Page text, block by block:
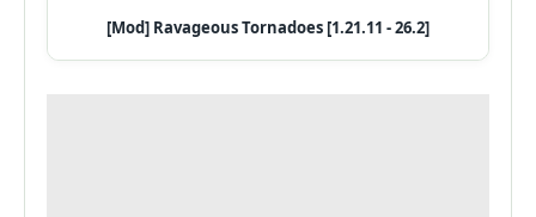
[Mod] Ravageous Tornadoes [1.21.11 - 26.2]